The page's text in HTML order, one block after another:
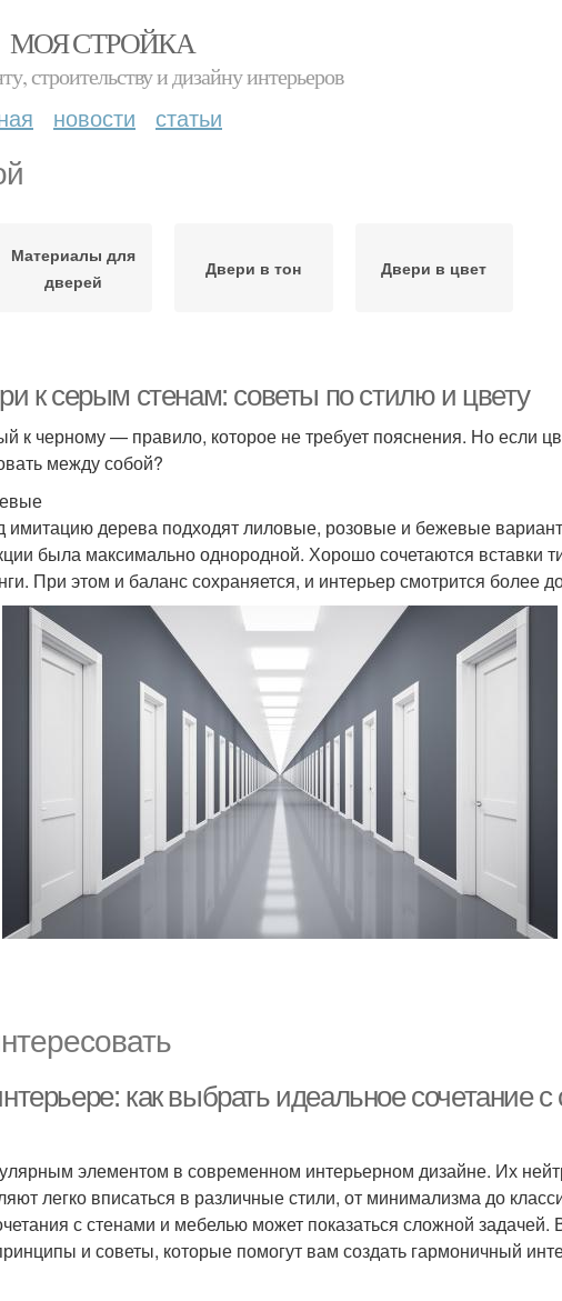
МОЯ СТРОЙКА
строительству и дизайну интерьеров
новости статьи
Материалы для
дверей
Двери в тон Двери в цвет
к серым стенам: советы по стилю и цвету
к черному — правило, которое не требует пояснения. Но если
между собой?
имитацию дерева подходят лиловые, розовые и бежевые
была максимально однородной. Хорошо сочетаются вставки
При этом и баланс сохраняется, и интерьер смотрится более
как выбрать идеальное сочетание с
элементом в современном интерьерном дизайне. Их
легко вписаться в различные стили, от минимализма до
с стенами и мебелью может показаться сложной задачей.
и советы, которые помогут вам создать гармоничный